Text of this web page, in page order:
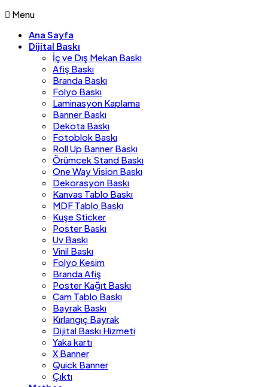
Menu
Ana Sayfa
Dijital Baskı
İç ve Dış Mekan Baskı
Afiş Baskı
Branda Baskı
Folyo Baskı
Laminasyon Kaplama
Banner Baskı
Dekota Baskı
Fotoblok Baskı
Roll Up Banner Baskı
Örümcek Stand Baskı
One Way Vision Baskı
Dekorasyon Baskı
Kanvas Tablo Baskı
MDF Tablo Baskı
Kuşe Sticker
Poster Baskı
Uv Baskı
Vinil Baskı
Folyo Kesim
Branda Afiş
Poster Kağıt Baskı
Cam Tablo Baskı
Bayrak Baskı
Kırlangıç Bayrak
Dijital Baskı Hizmeti
Yaka kartı
X Banner
Quick Banner
Çıktı